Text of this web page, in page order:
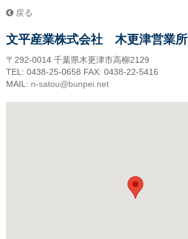
戻る
文平産業株式会社 木更津営業所
〒292-0014 千葉県木更津市高柳2129
TEL: 0438-25-0658 FAX: 0438-22-5416
MAIL: n-satou@bunpei.net